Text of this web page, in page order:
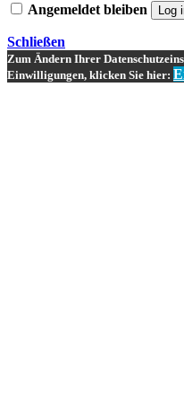
Angemeldet bleiben Log
Schließen
Zum Ändern Ihrer
Einwilligungen, klicken Sie hier: